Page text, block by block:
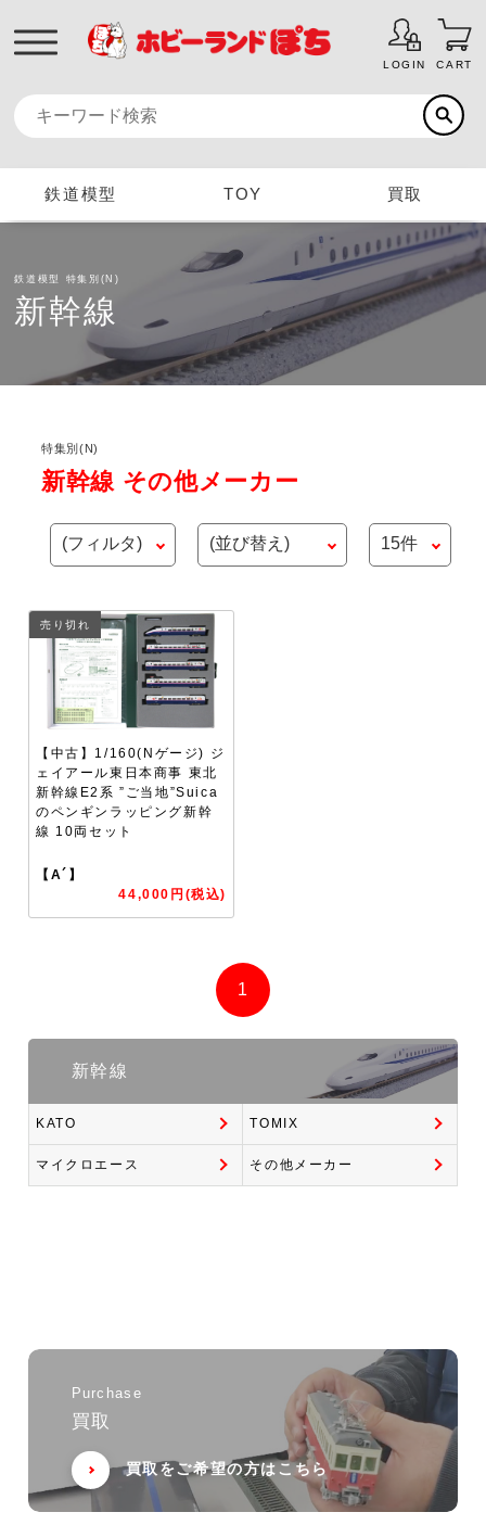
LOGIN CART
鉄道模型 TOY 買取
鉄道模型 特集別(N)
新幹線
特集別(N)
新幹線 その他メーカー
売り切れ
【中古】1/160(Nゲージ) ジ
ェイアール東日本商事 東北
新幹線E2系 ”ご当地”Suica
のペンギンラッピング新幹
線 10両セット
【A´】
44,000円(税込)
1
新幹線
KATO TOMIX
マイクロエース その他メーカー
Purchase
買取
買取をご希望の方はこちら